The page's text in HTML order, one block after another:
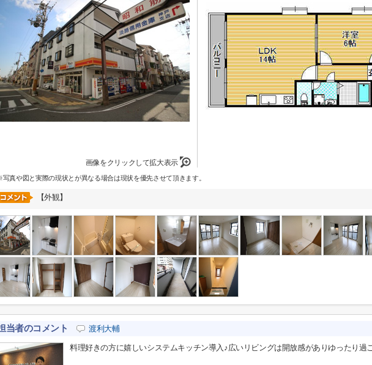
画像をクリックして拡大表示
真や図と実際の現状とが異なる場合は現状を優先させて頂きます。
【外観】
当者のコメント 渡利大輔
料理好きの方に嬉しいシステムキッチン導入♪広いリビングは開放感がありゆったり過